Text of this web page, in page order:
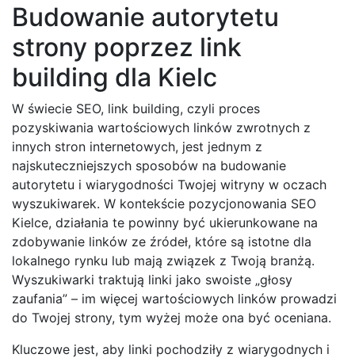
Budowanie autorytetu
strony poprzez link
building dla Kielc
W świecie SEO, link building, czyli proces
pozyskiwania wartościowych linków zwrotnych z
innych stron internetowych, jest jednym z
najskuteczniejszych sposobów na budowanie
autorytetu i wiarygodności Twojej witryny w oczach
wyszukiwarek. W kontekście pozycjonowania SEO
Kielce, działania te powinny być ukierunkowane na
zdobywanie linków ze źródeł, które są istotne dla
lokalnego rynku lub mają związek z Twoją branżą.
Wyszukiwarki traktują linki jako swoiste „głosy
zaufania” – im więcej wartościowych linków prowadzi
do Twojej strony, tym wyżej może ona być oceniana.
Kluczowe jest, aby linki pochodziły z wiarygodnych i